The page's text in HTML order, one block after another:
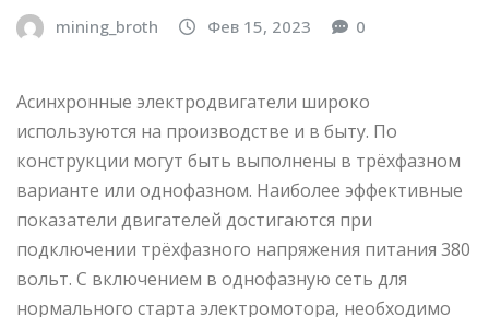
mining_broth Фев 15, 2023 0
Асинхронные электродвигатели широко
используются на производстве и в быту. По
конструкции могут быть выполнены в трёхфазном
варианте или однофазном. Наиболее эффективные
показатели двигателей достигаются при
подключении трёхфазного напряжения питания 380
вольт. С включением в однофазную сеть для
нормального старта электромотора, необходимо